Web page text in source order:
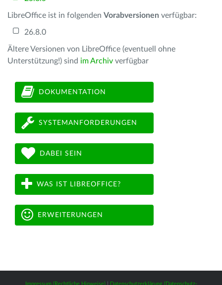
LibreOffice ist in folgenden Vorabversionen verfügbar:
26.8.0
Ältere Versionen von LibreOffice (eventuell ohne
Unterstützung!) sind im Archiv verfügbar
DOKUMENTATION
SYSTEMANFORDERUNGEN
DABEI SEIN
WAS IST LIBREOFFICE?
ERWEITERUNGEN
Impressum (Rechtliche Hinweise)| Datenschutzerklärung (Datenschutz-